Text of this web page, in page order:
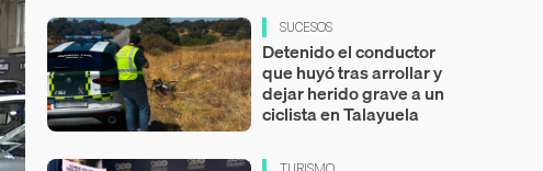
SUCESOS
Detenido el conductor
que huyó tras arrollar y
dejar herido grave a un
ciclista en Talayuela